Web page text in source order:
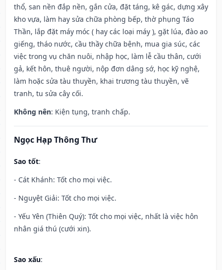
thổ, san nền đắp nền, gắn cửa, đặt táng, kê gác, dựng xây
kho vựa, làm hay sửa chữa phòng bếp, thờ phụng Táo
Thần, lắp đặt máy móc ( hay các loại máy ), gặt lúa, đào ao
giếng, tháo nước, cầu thầy chữa bệnh, mua gia súc, các
việc trong vụ chăn nuôi, nhập học, làm lễ cầu thân, cưới
gả, kết hôn, thuê người, nộp đơn dâng sớ, học kỹ nghệ,
làm hoặc sửa tàu thuyền, khai trương tàu thuyền, vẽ
tranh, tu sửa cây cối.
Không nên: Kiện tụng, tranh chấp.
Ngọc Hạp Thông Thư
Sao tốt:
- Cát Khánh: Tốt cho mọi việc.
- Nguyệt Giải: Tốt cho mọi việc.
- Yếu Yên (Thiên Quý): Tốt cho mọi việc, nhất là việc hôn
nhân giá thú (cưới xin).
Sao xấu: